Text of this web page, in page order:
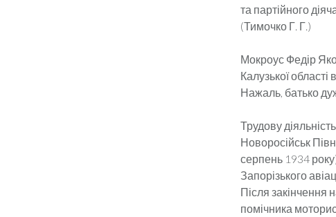
та партійного
(Тимочко Г. Г.)
Мокроус Федір
Калузької
Нажаль, батько
Трудову
Новоросійськ
серпень 1934
Запорізького
Після
помічника